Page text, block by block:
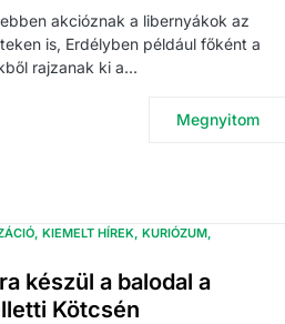
akcióznak a libernyákok az
is, Erdélyben például főként a
rajzanak ki a…
Megnyitom
KIEMELT HÍREK KURIÓZUM
készül a balodal a
Kötcsén